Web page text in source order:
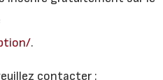
.
contacter :